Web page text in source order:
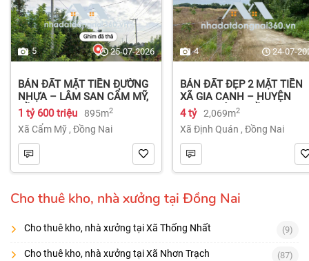
5 25-07-2026
BÁN ĐẤT MẶT TIỀN ĐƯỜNG
NHỰA – LÂM SAN CẨM MỸ,
ĐỒNG NAI.
1 tỷ 600 triệu 895m2
Xã Cẩm Mỹ , Đồng Nai
4 24-07-
BÁN ĐẤT ĐẸP 2 MẶT TIỀN
XÃ GIA CANH – HUYỆN
ĐỊNH QUÁN – ĐỒNG NAI dt
2.069m² 4 tỷ
4 tỷ 2,069m2
Xã Định Quán , Đồng Nai
Cho thuê kho, nhà xưởng tại Đồng Nai
Cho thuê kho, nhà xưởng tại Xã Thống Nhất (9)
Cho thuê kho, nhà xưởng tại Xã Nhơn Trạch (87)